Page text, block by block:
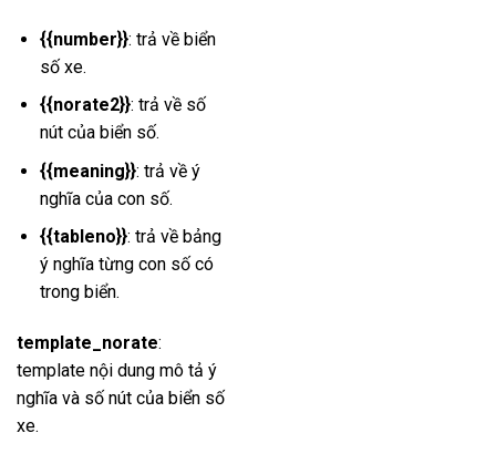
{{number}}: trả về biển
số xe.
{{norate2}}: trả về số
nút của biển số.
{{meaning}}: trả về ý
nghĩa của con số.
{{tableno}}: trả về bảng
ý nghĩa từng con số có
trong biển.
template_norate:
template nội dung mô tả ý
nghĩa và số nút của biển số
xe.